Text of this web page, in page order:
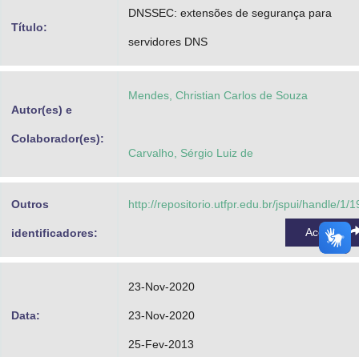
Título:
DNSSEC: extensões de segurança para
servidores DNS
Autor(es) e
Colaborador(es):
Mendes, Christian Carlos de Souza
Carvalho, Sérgio Luiz de
Outros
identificadores:
http://repositorio.utfpr.edu.br/jspui/handle/1/
Acessar
Data:
23-Nov-2020
23-Nov-2020
25-Fev-2013